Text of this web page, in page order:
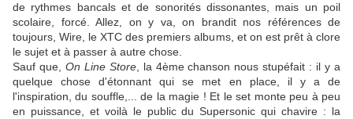
de rythmes bancals et de sonorités dissonantes, mais un poil
scolaire, forcé. Allez, on y va, on brandit nos références de
toujours, Wire, le XTC des premiers albums, et on est prêt à clore
le sujet et à passer à autre chose.
Sauf que, On Line Store, la 4ème chanson nous stupéfait : il y a
quelque chose d'étonnant qui se met en place, il y a de
l'inspiration, du souffle,... de la magie ! Et le set monte peu à peu
en puissance, et voilà le public du Supersonic qui chavire : la